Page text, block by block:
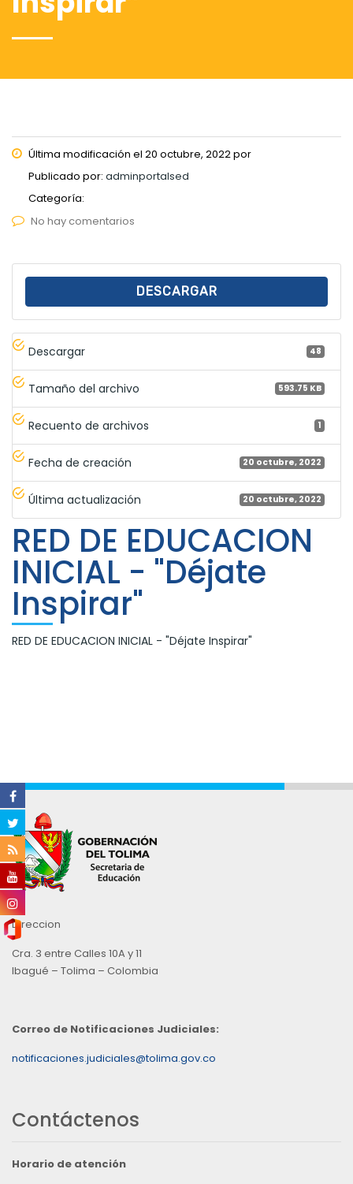
Última modificación el 20 octubre, 2022 por
Publicado por: adminportalsed
Categoría:
No hay comentarios
DESCARGAR
Descargar 48
Tamaño del archivo 593.75 KB
Recuento de archivos 1
Fecha de creación 20 octubre, 2022
Última actualización 20 octubre, 2022
RED DE EDUCACION
INICIAL - "Déjate
Inspirar"
RED DE EDUCACION INICIAL - "Déjate Inspirar"
Direccion
Cra. 3 entre Calles 10A y 11
Ibagué – Tolima – Colombia
Correo de Notificaciones Judiciales:
notificaciones.judiciales@tolima.gov.co
Contáctenos
Horario de atención